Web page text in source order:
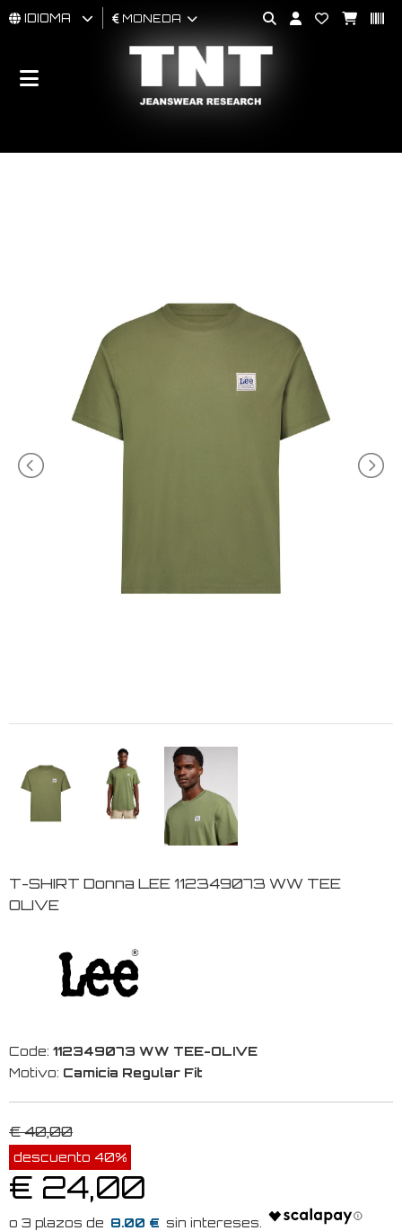
HOMBRES
BRAND
IDIOMA MONEDA
T-SHIRT Donna LEE 112349073 WW TEE
OLIVE
Code: 112349073 WW TEE-OLIVE
Motivo: Camicia Regular Fit
€ 40,00
descuento 40%
€ 24,00
8.00 €